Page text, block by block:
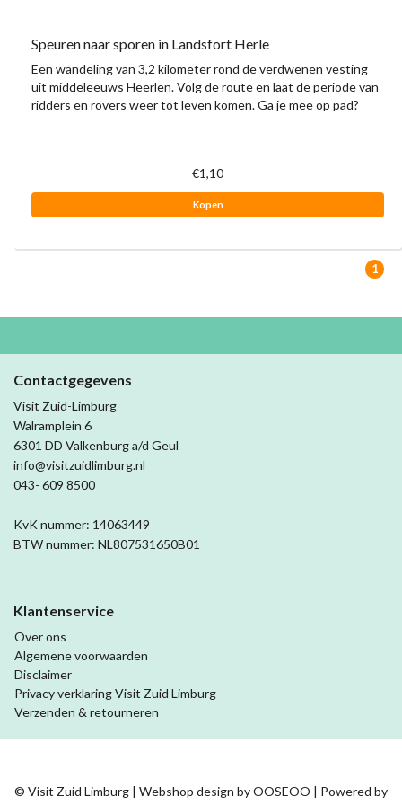
Speuren naar sporen in Landsfort Herle
Een wandeling van 3,2 kilometer rond de verdwenen vesting
uit middeleeuws Heerlen. Volg de route en laat de periode van
ridders en rovers weer tot leven komen. Ga je mee op pad?
€1,10
Kopen
1
Contactgegevens
Visit Zuid-Limburg
Walramplein 6
6301 DD Valkenburg a/d Geul
info@visitzuidlimburg.nl
043- 609 8500
KvK nummer: 14063449
BTW nummer: NL807531650B01
Klantenservice
Over ons
Algemene voorwaarden
Disclaimer
Privacy verklaring Visit Zuid Limburg
Verzenden & retourneren
© Visit Zuid Limburg | Webshop design byOOSEOO | Powered by